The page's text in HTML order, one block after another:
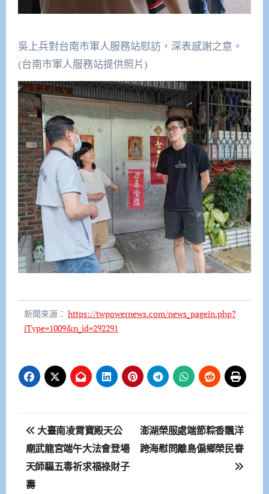
吳上兵對台南市軍人服務站慰訪，深表感謝之意。
(台南市軍人服務站提供照片)
新聞來源： https://twpowernews.com/news_pagein.php?
iType=1009&n_id=292291
文
章
導
大臺南凌霄寶殿天公
廟武龍宮端午大法會登場
天師驅五毒祈求福祿財子
壽
澎湖榮服處端節粽香飄洋
跨海慰問離島偏鄉榮民眷